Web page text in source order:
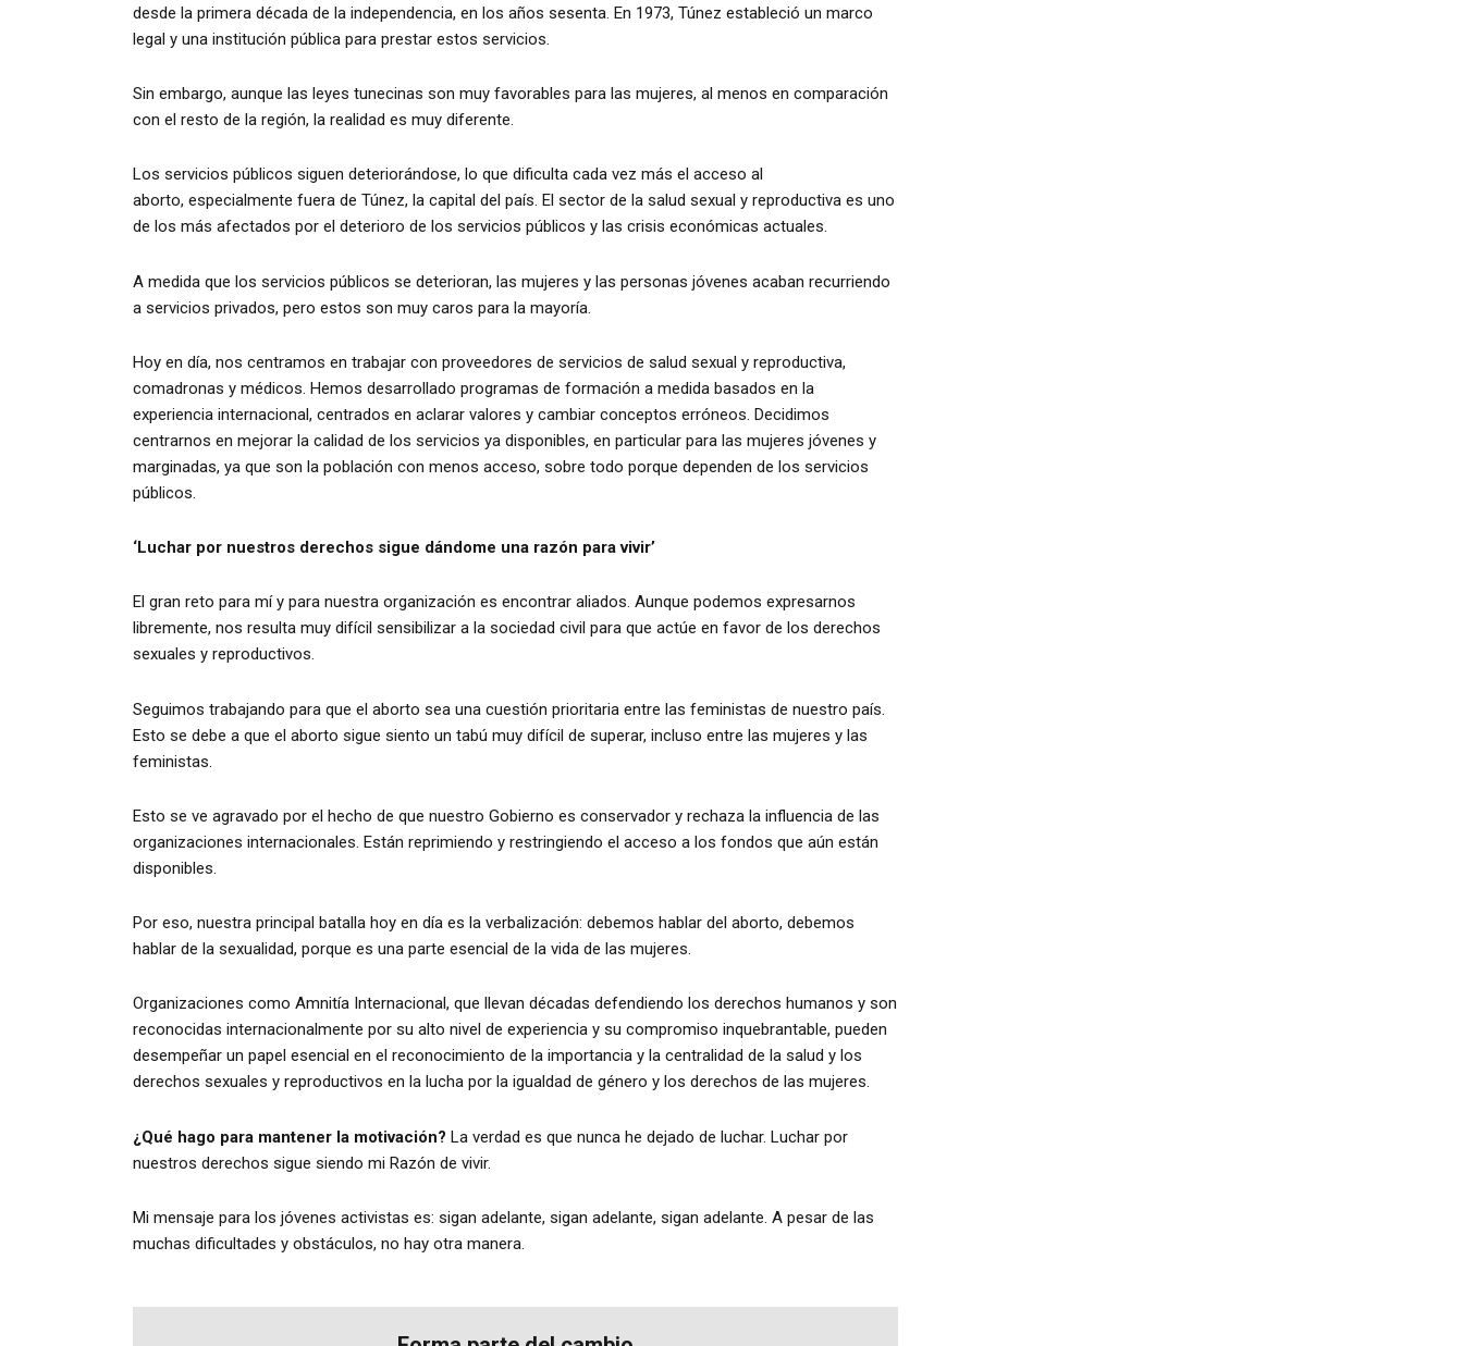
desde la primera década de la independencia, en los años sesenta. En 1973, Túnez estableció un marco
legal y una institución pública para prestar estos servicios.
Sin embargo, aunque las leyes tunecinas son muy favorables para las mujeres, al menos en comparación
con el resto de la región, la realidad es muy diferente.
Los servicios públicos siguen deteriorándose, lo que dificulta cada vez más el acceso al
aborto, especialmente fuera de Túnez, la capital del país. El sector de la salud sexual y reproductiva es uno
de los más afectados por el deterioro de los servicios públicos y las crisis económicas actuales.
A medida que los servicios públicos se deterioran, las mujeres y las personas jóvenes acaban recurriendo
a servicios privados, pero estos son muy caros para la mayoría.
Hoy en día, nos centramos en trabajar con proveedores de servicios de salud sexual y reproductiva,
comadronas y médicos. Hemos desarrollado programas de formación a medida basados en la
experiencia internacional, centrados en aclarar valores y cambiar conceptos erróneos. Decidimos
centrarnos en mejorar la calidad de los servicios ya disponibles, en particular para las mujeres jóvenes y
marginadas, ya que son la población con menos acceso, sobre todo porque dependen de los servicios
públicos.
‘Luchar por nuestros derechos sigue dándome una razón para vivir’
El gran reto para mí y para nuestra organización es encontrar aliados. Aunque podemos expresarnos
libremente, nos resulta muy difícil sensibilizar a la sociedad civil para que actúe en favor de los derechos
sexuales y reproductivos.
Seguimos trabajando para que el aborto sea una cuestión prioritaria entre las feministas de nuestro país.
Esto se debe a que el aborto sigue siento un tabú muy difícil de superar, incluso entre las mujeres y las
feministas.
Esto se ve agravado por el hecho de que nuestro Gobierno es conservador y rechaza la influencia de las
organizaciones internacionales. Están reprimiendo y restringiendo el acceso a los fondos que aún están
disponibles.
Por eso, nuestra principal batalla hoy en día es la verbalización: debemos hablar del aborto, debemos
hablar de la sexualidad, porque es una parte esencial de la vida de las mujeres.
Organizaciones como Amnitía Internacional, que llevan décadas defendiendo los derechos humanos y son
reconocidas internacionalmente por su alto nivel de experiencia y su compromiso inquebrantable, pueden
desempeñar un papel esencial en el reconocimiento de la importancia y la centralidad de la salud y los
derechos sexuales y reproductivos en la lucha por la igualdad de género y los derechos de las mujeres.
¿Qué hago para mantener la motivación? La verdad es que nunca he dejado de luchar. Luchar por
nuestros derechos sigue siendo mi Razón de vivir.
Mi mensaje para los jóvenes activistas es: sigan adelante, sigan adelante, sigan adelante. A pesar de las
muchas dificultades y obstáculos, no hay otra manera.